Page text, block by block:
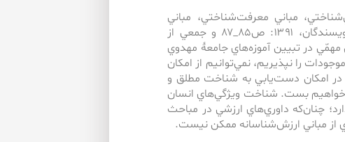
مباني معرفت‌شناختي، مباني
انسان‌شناختي و مباني ارزش‌شناختي (ر.ك: جمعي از نويسندگان، ۱۳۹۱: ص۸۵_۸۷ و جمعي از
مباني، نقش مهمّي در تبيين آموزه‌هاي جامعۀ مهدوي
را نپذيريم، نمي‌توانيم از امكان
در امكان دست‌يابي به ‌شناخت مطلق و
خواهيم بست. شناخت ويژگي‌هاي انسان
چنان‌كه داوري‌هاي ارزشي در مباحث
از مباني ارزش‌شناسانه ممكن نيست.